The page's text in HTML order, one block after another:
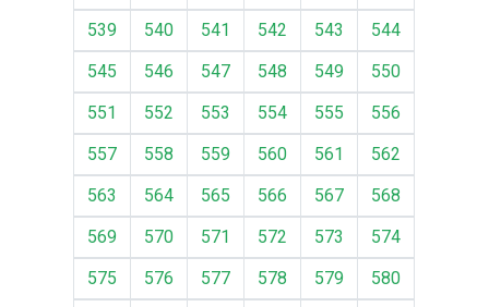
539
540 541 542 543
544
545
546 547 548 549
550
551
552 553 554 555
556
557
558 559 560 561
562
563
564 565 566 567
568
569
570 571 572 573
574
575
576 577 578 579
580